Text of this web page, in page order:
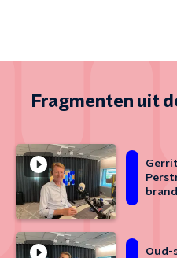
Fragmenten uit
Oud-